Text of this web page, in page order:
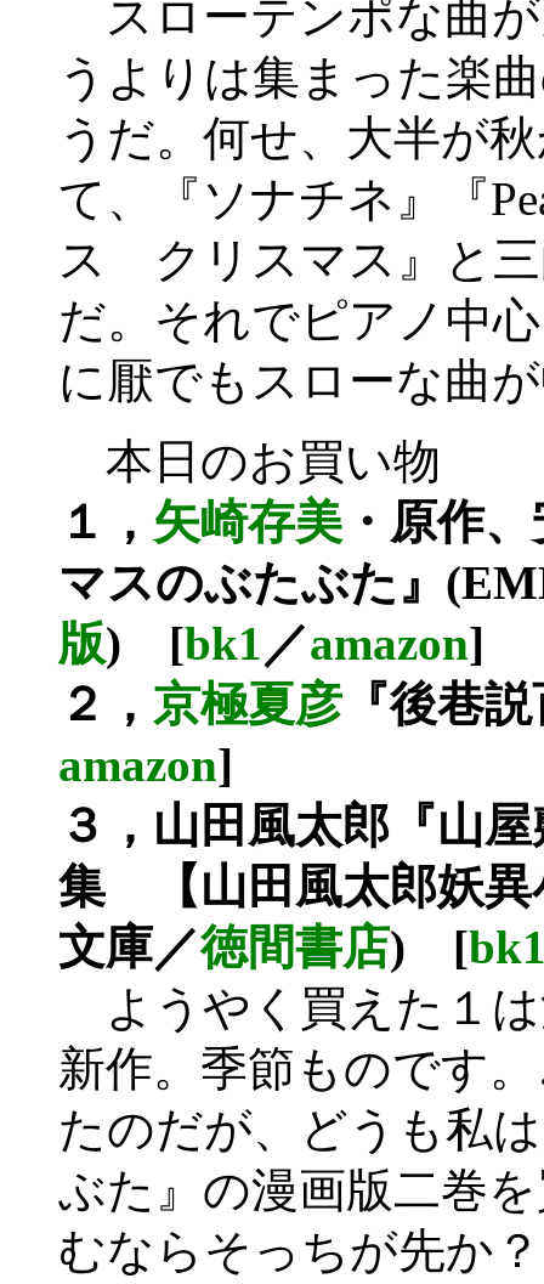
スローテンポな曲
うよりは集まった楽
うだ。何せ、大半が
て、『ソナチネ』『
ス クリスマス』と
だ。それでピアノ中
に厭でもスローな曲
本日のお買い物
１， 矢崎存美 ・原作
マスのぶたぶた』
版) [bk1／amazon]
２， 京極夏彦 『後巷
amazon]
３，山田風太郎『山
集 【山田風太郎妖異
文庫／徳間書店) [
ようやく買えた１
新作。季節ものです
たのだが、どうも私
ぶた』の漫画版二巻
むならそっちが先か？